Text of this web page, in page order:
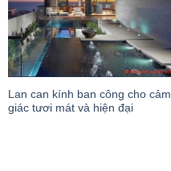
Lan can kính ban công cho cảm
giác tươi mát và hiện đại